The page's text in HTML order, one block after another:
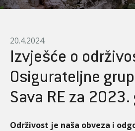
20.4.2024.
Izvješće o
Osigurateljne
Sava RE za 2023.
Održivost je naša obveza i